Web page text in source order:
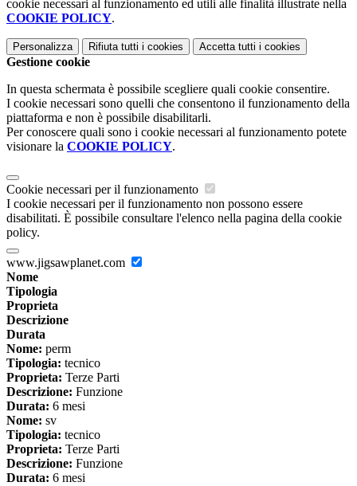
cookie necessari al funzionamento ed utili alle finalità illustrate nella
COOKIE POLICY.
Personalizza Rifiuta tutti i cookies Accetta tutti i cookies
Gestione cookie
In questa schermata è possibile scegliere quali cookie consentire.
I cookie necessari sono quelli che consentono il funzionamento della
piattaforma e non è possibile disabilitarli.
Per conoscere quali sono i cookie necessari al funzionamento potete
visionare la COOKIE POLICY.
Cookie necessari per il funzionamento
I cookie necessari per il funzionamento non possono essere
disabilitati. È possibile consultare l'elenco nella pagina della cookie
policy.
www.jigsawplanet.com
Nome
Tipologia
Proprieta
Descrizione
Durata
Nome: perm
Tipologia: tecnico
Proprieta: Terze Parti
Descrizione: Funzione
Durata: 6 mesi
Nome: sv
Tipologia: tecnico
Proprieta: Terze Parti
Descrizione: Funzione
Durata: 6 mesi